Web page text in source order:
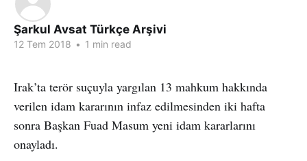
Şarkul Avsat Türkçe Arşivi
12 Tem 2018 • 1 min read
Irak’ta terör suçuyla yargılan 13 mahkum hakkında
verilen idam kararının infaz edilmesinden iki hafta
sonra Başkan Fuad Masum yeni idam kararlarını
onayladı.